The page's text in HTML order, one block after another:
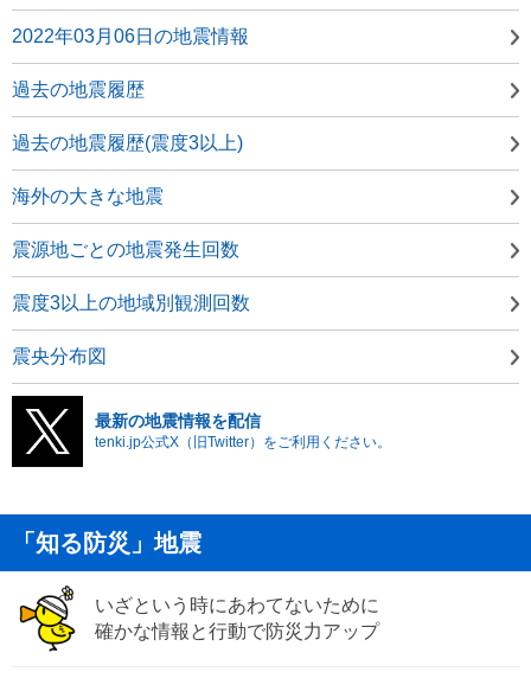
2022年03月06日の地震情報
過去の地震履歴
過去の地震履歴(震度3以上)
海外の大きな地震
震源地ごとの地震発生回数
震度3以上の地域別観測回数
震央分布図
最新の地震情報を配信
tenki.jp公式X（旧Twitter）をご利用ください。
「知る防災」地震
いざという時にあわてないために
確かな情報と行動で防災力アップ